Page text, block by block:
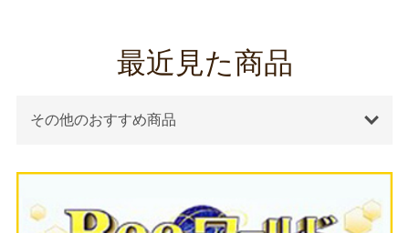
最近見た商品
その他のおすすめ商品